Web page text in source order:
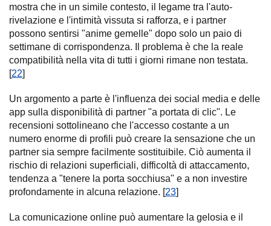
mostra che in un simile contesto, il legame tra l'auto-
rivelazione e l'intimità vissuta si rafforza, e i partner
possono sentirsi "anime gemelle" dopo solo un paio di
settimane di corrispondenza. Il problema è che la reale
compatibilità nella vita di tutti i giorni rimane non testata.
[22]
Un argomento a parte è l'influenza dei social media e delle
app sulla disponibilità di partner "a portata di clic". Le
recensioni sottolineano che l'accesso costante a un
numero enorme di profili può creare la sensazione che un
partner sia sempre facilmente sostituibile. Ciò aumenta il
rischio di relazioni superficiali, difficoltà di attaccamento,
tendenza a "tenere la porta socchiusa" e a non investire
profondamente in alcuna relazione. [23]
La comunicazione online può aumentare la gelosia e il